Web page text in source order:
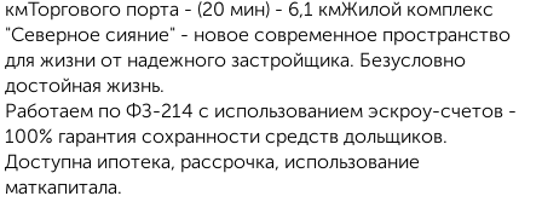
кмТоргового порта - (20 мин) - 6,1 кмЖилой комплекс
"Северное сияние" - новое современное пространство
для жизни от надежного застройщика. Безусловно
достойная жизнь.
Работаем по ФЗ-214 с использованием эскроу-счетов -
100% гарантия сохранности средств дольщиков.
Доступна ипотека, рассрочка, использование
маткапитала.